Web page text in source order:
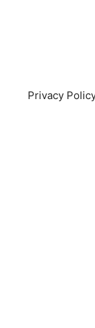
Privacy